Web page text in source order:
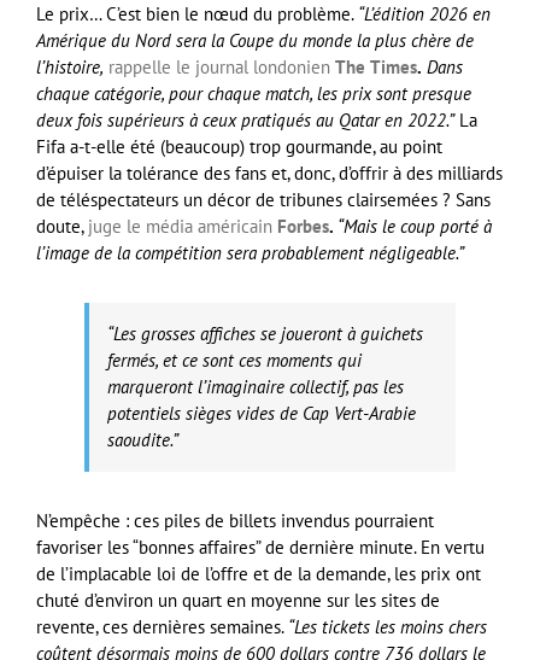
Le prix… C’est bien le nœud du problème. “L’édition 2026 en
Amérique du Nord sera la Coupe du monde la plus chère de
l’histoire, rappelle le journal londonien The Times. Dans
chaque catégorie, pour chaque match, les prix sont presque
deux fois supérieurs à ceux pratiqués au Qatar en 2022.”La
Fifa a-t-elle été (beaucoup) trop gourmande, au point
d’épuiser la tolérance des fans et, donc, d’offrir à des milliards
de téléspectateurs un décor de tribunes clairsemées ? Sans
doute, juge le média américain Forbes. “Mais le coup porté à
l’image de la compétition sera probablement négligeable.”
“Les grosses affiches se joueront à guichets
fermés, et ce sont ces moments qui
marqueront l’imaginaire collectif, pas les
potentiels sièges vides de Cap Vert-Arabie
saoudite.”
N’empêche : ces piles de billets invendus pourraient
favoriser les “bonnes affaires” de dernière minute. En vertu
de l’implacable loi de l’offre et de la demande, les prix ont
chuté d’environ un quart en moyenne sur les sites de
revente, ces dernières semaines. “Les tickets les moins chers
coûtent désormais moins de 600 dollars contre 736 dollars le